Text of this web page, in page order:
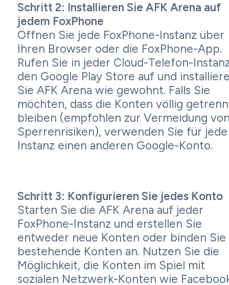
Schritt 2: Installieren Sie AFK Arena auf
jedem FoxPhone
Öffnen Sie jede FoxPhone-Instanz über
Ihren Browser oder die FoxPhone-App.
Rufen Sie in jeder Cloud-Telefon-
den Google Play Store auf und
Sie AFK Arena wie gewohnt. Falls Sie
möchten, dass die Konten völlig
bleiben (empfohlen zur Vermeidung
Sperrenrisiken), verwenden Sie für jede
Instanz einen anderen Google-Konto.
Schritt 3: Konfigurieren Sie jedes Konto
Starten Sie die AFK Arena auf jeder
FoxPhone-Instanz und erstellen Sie
entweder neue Konten oder binden Sie
bestehende Konten an. Nutzen Sie die
Möglichkeit, die Konten im Spiel mit
sozialen Netzwerk-Konten wie